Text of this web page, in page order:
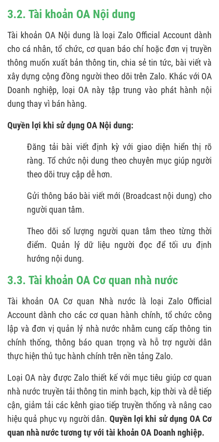
3.2. Tài khoản OA Nội dung
Tài khoản OA Nội dung là loại Zalo Official Account dành
cho cá nhân, tổ chức, cơ quan báo chí hoặc đơn vị truyền
thông muốn xuất bản thông tin, chia sẻ tin tức, bài viết và
xây dựng cộng đồng người theo dõi trên Zalo. Khác với OA
Doanh nghiệp, loại OA này tập trung vào phát hành nội
dung thay vì bán hàng.
Quyền lợi khi sử dụng OA Nội dung:
Đăng tải bài viết định kỳ với giao diện hiển thị rõ
ràng. Tổ chức nội dung theo chuyên mục giúp người
theo dõi truy cập dễ hơn.
Gửi thông báo bài viết mới (Broadcast nội dung) cho
người quan tâm.
Theo dõi số lượng người quan tâm theo từng thời
điểm. Quản lý dữ liệu người đọc để tối ưu định
hướng nội dung.
3.3. Tài khoản OA Cơ quan nhà nước
Tài khoản OA Cơ quan Nhà nước là loại Zalo Official
Account dành cho các cơ quan hành chính, tổ chức công
lập và đơn vị quản lý nhà nước nhằm cung cấp thông tin
chính thống, thông báo quan trọng và hỗ trợ người dân
thực hiện thủ tục hành chính trên nền tảng Zalo.
Loại OA này được Zalo thiết kế với mục tiêu giúp cơ quan
nhà nước truyền tải thông tin minh bạch, kịp thời và dễ tiếp
cận, giảm tải các kênh giao tiếp truyền thống và nâng cao
hiệu quả phục vụ người dân. Quyền lợi khi sử dụng OA Cơ
quan nhà nước tương tự với tài khoản OA Doanh nghiệp.